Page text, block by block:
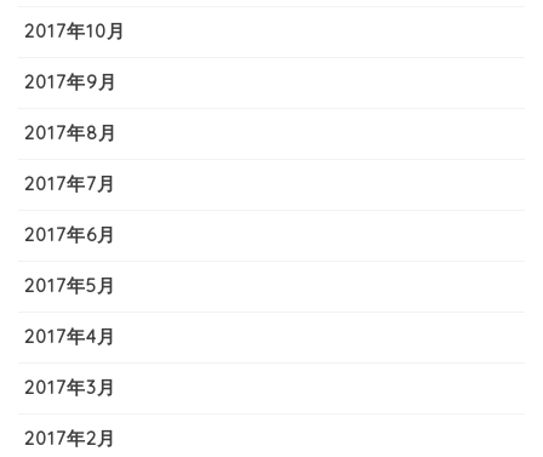
2017年10月
2017年9月
2017年8月
2017年7月
2017年6月
2017年5月
2017年4月
2017年3月
2017年2月